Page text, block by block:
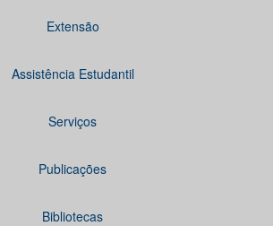
Extensão
Assistência Estudantil
Serviços
Publicações
Bibliotecas